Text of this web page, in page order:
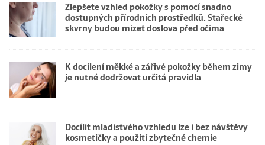
Zlepšete vzhled pokožky s pomocí snadno
dostupných přírodních prostředků. Stařecké
skvrny budou mizet doslova před očima
K docílení měkké a zářivé pokožky během zimy
je nutné dodržovat určitá pravidla
Docílit mladistvého vzhledu lze i bez návštěvy
kosmetičky a použití zbytečné chemie